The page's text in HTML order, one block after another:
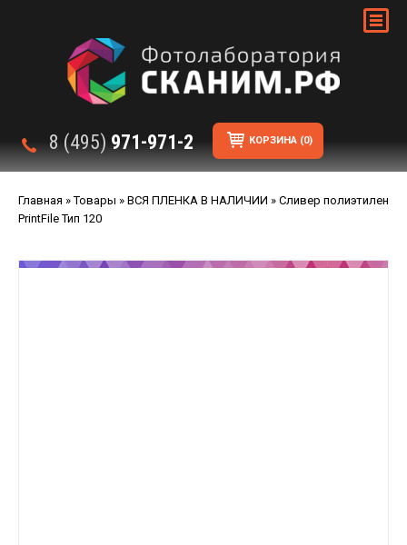
8 (495) 971-971-2 КОРЗИНА (0)
Главная »Товары » ВСЯ ПЛЕНКА В НАЛИЧИИ » Сливер полиэтилен
PrintFile Тип 120